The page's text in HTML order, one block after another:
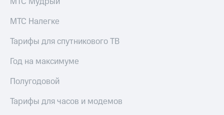
МТС Налегке
Тарифы для спутникового ТВ
Год на максимуме
Полугодовой
Тарифы для часов и модемов